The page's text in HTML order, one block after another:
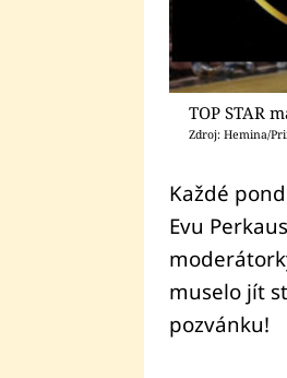
TOP STAR
Zdroj: Hemina/
Každé
Evu
muselo jít
pozvánku!